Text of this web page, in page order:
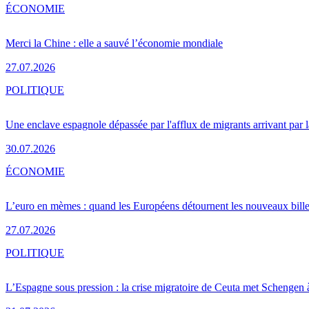
Merci la Chine : elle a sauvé l’économie mondiale
27.07.2026
ÉCONOMIE
Une enclave espagnole dépassée par l'afflux de migrants arrivant par
30.07.2026
POLITIQUE
L’euro en mèmes : quand les Européens détournent les nouveaux
27.07.2026
ÉCONOMIE
L’Espagne sous pression : la crise migratoire de Ceuta met Schengen
POLITIQUE